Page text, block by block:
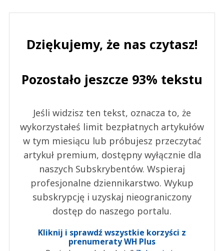
Dziękujemy, że nas czytasz!
Pozostało jeszcze 93% tekstu
Jeśli widzisz ten tekst, oznacza to, że
wykorzystałeś limit bezpłatnych artykułów
w tym miesiącu lub próbujesz przeczytać
artykuł premium, dostępny wyłącznie dla
naszych Subskrybentów. Wspieraj
profesjonalne dziennikarstwo. Wykup
subskrypcję i uzyskaj nieograniczony
dostęp do naszego portalu.
Kliknij i sprawdź wszystkie korzyści z
prenumeraty WH Plus